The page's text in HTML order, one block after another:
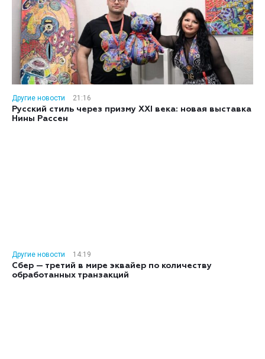
Другие новости
21:16
Русский стиль через призму XXI века: новая выставка
Нины Рассен
Другие новости
14:19
Сбер — третий в мире эквайер по количеству
обработанных транзакций